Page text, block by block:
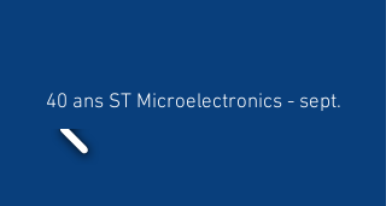
40 ans ST Microelectronics - sept.